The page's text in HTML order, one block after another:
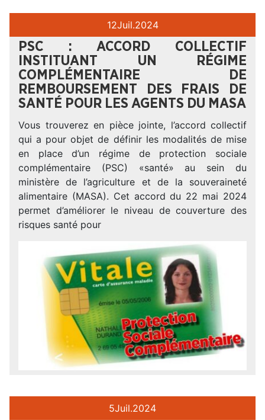
12Juil.2024
PSC : ACCORD COLLECTIF
INSTITUANT UN RÉGIME
COMPLÉMENTAIRE DE
REMBOURSEMENT DES FRAIS DE
SANTÉ POUR LES AGENTS DU MASA
Vous trouverez en pièce jointe, l’accord collectif
qui a pour objet de définir les modalités de mise
en place d’un régime de protection sociale
complémentaire (PSC) «santé» au sein du
ministère de l’agriculture et de la souveraineté
alimentaire (MASA). Cet accord du 22 mai 2024
permet d’améliorer le niveau de couverture des
risques santé pour
5Juil.2024